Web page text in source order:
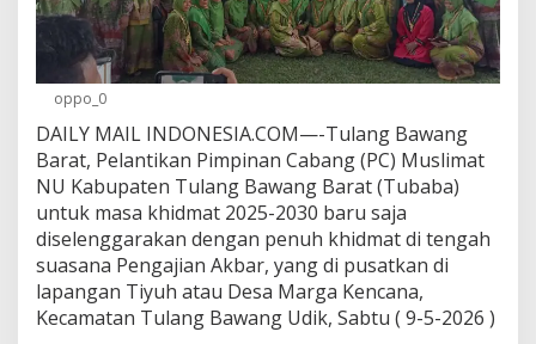
B
A
D
i
d
i
r
i
T
o
k
o
h
-
oppo_0
DAILY MAIL INDONESIA.COM—-Tulang Bawang
Barat, Pelantikan Pimpinan Cabang (PC) Muslimat
NU Kabupaten Tulang Bawang Barat (Tubaba)
untuk masa khidmat 2025-2030 baru saja
diselenggarakan dengan penuh khidmat di tengah
suasana Pengajian Akbar, yang di pusatkan di
lapangan Tiyuh atau Desa Marga Kencana,
Kecamatan Tulang Bawang Udik, Sabtu ( 9-5-2026 )